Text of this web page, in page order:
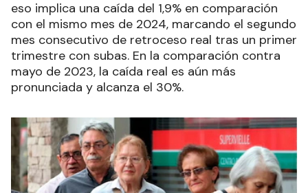
eso implica una caída del 1,9% en comparación
con el mismo mes de 2024, marcando el segundo
mes consecutivo de retroceso real tras un primer
trimestre con subas. En la comparación contra
mayo de 2023, la caída real es aún más
pronunciada y alcanza el 30%.